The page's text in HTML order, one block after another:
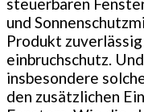
steuerbaren
und
Produkt
einbruchschutz.
insbesondere
den zusätzlichen